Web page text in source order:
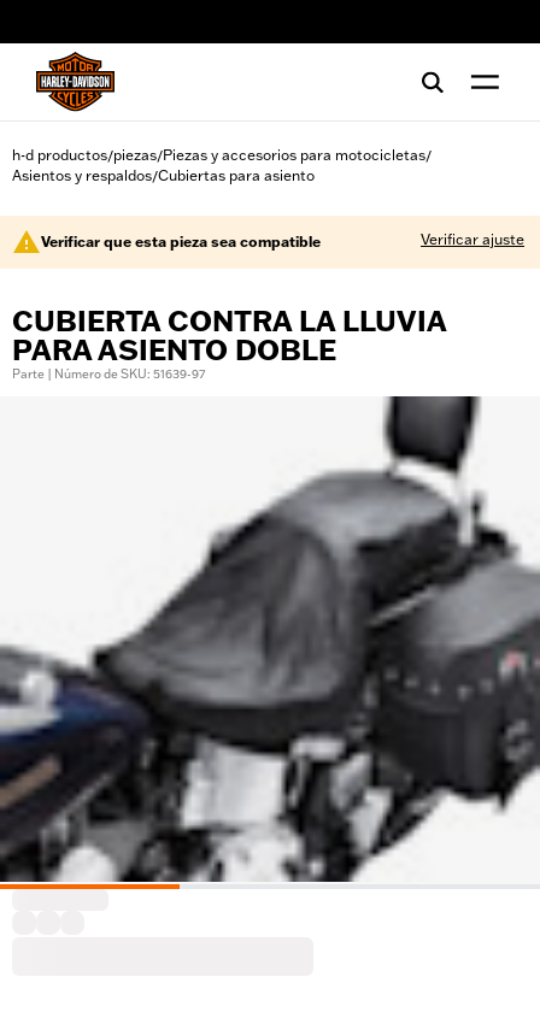
h-d productos/piezas/Piezas y accesorios para motocicletas/
Asientos y respaldos/Cubiertas para asiento
Verificar que esta pieza sea compatible Verificar ajuste
CUBIERTA CONTRA LA LLUVIA
PARA ASIENTO DOBLE
Parte | Número de SKU: 51639-97